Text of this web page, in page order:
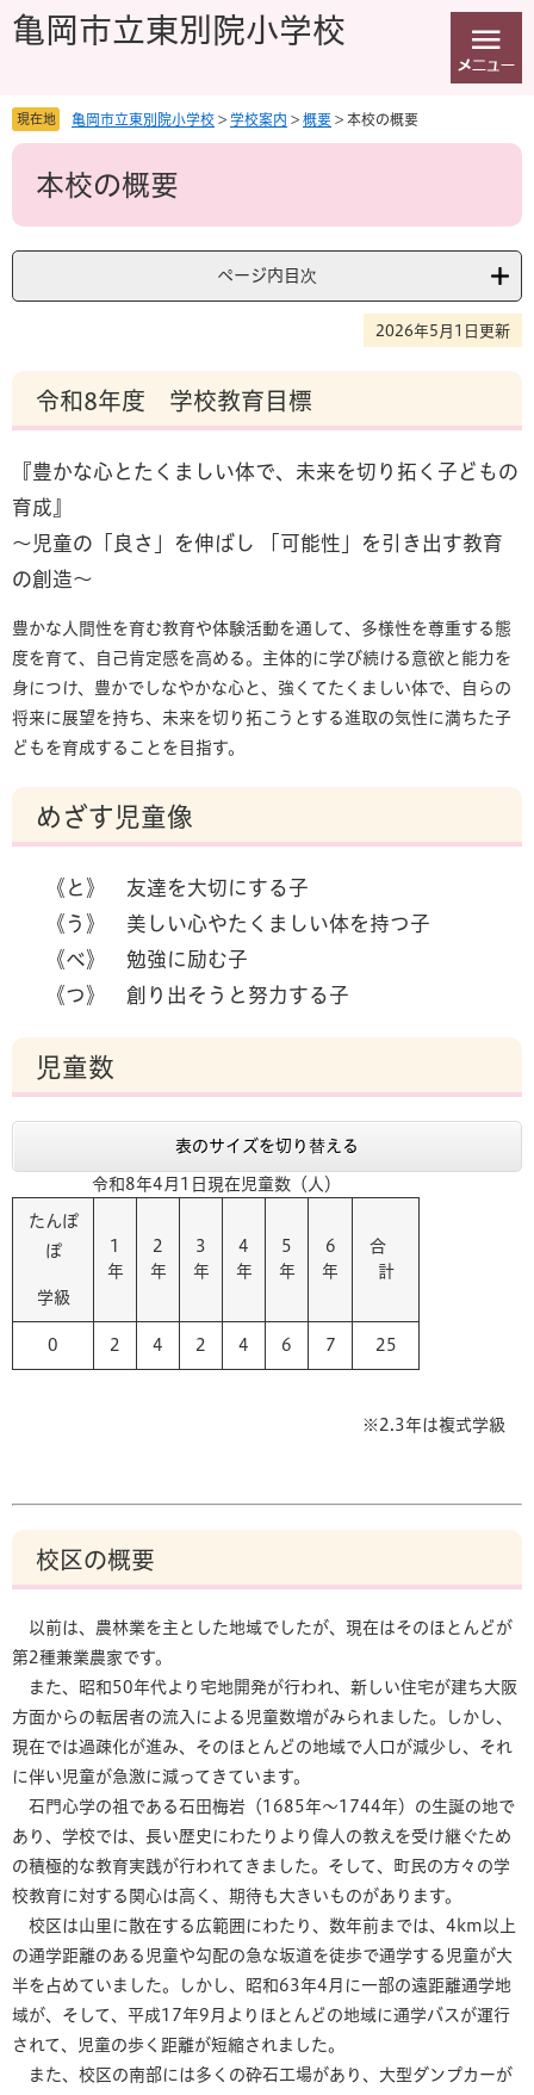
先
を
亀岡市立東別院小学校
現在地 亀岡市立東別院小学校 > 学校案内 > 概要 > 本校の概要
本
本校の概要
ページ内目次
2026年5月1日更新
令和8年度 学校教育目標
『豊かな心とたくましい体で、未来を切り拓く子どもの
育成』
～児童の「良さ」を伸ばし 「可能性」を引き出す教育
の創造～
豊かな人間性を育む教育や体験活動を通して、多様性を尊重する態
度を育て、自己肯定感を高める。主体的に学び続ける意欲と能力を
身につけ、豊かでしなやかな心と、強くてたくましい体で、自らの
将来に展望を持ち、未来を切り拓こうとする進取の気性に満ちた子
どもを育成することを目指す。​
めざす児童像
《と》 友達を大切にする子
《う》 美しい心やたくましい体を持つ子
《べ》 勉強に励む子
《つ》 創り出そうと努力する子
児童数
表のサイズを切り替える
令和8年4月1日現在児童数（人）
たんぽ
ぽ
学級
1
年
2
年
3
年
4
年
5
年
6
年
合
計
0 2 4 2 4 6 7 25
※2.3年は複式学級
校区の概要
以前は、農林業を主とした地域でしたが、現在はそのほとんどが
第2種兼業農家です。
また、昭和50年代より宅地開発が行われ、新しい住宅が建ち大阪
方面からの転居者の流入による児童数増がみられました。しかし、
現在では過疎化が進み、そのほとんどの地域で人口が減少し、それ
に伴い児童が急激に減ってきています。
石門心学の祖である石田梅岩（1685年～1744年）の生誕の地で
あり、学校では、長い歴史にわたりより偉人の教えを受け継ぐため
の積極的な教育実践が行われてきました。そして、町民の方々の学
校教育に対する関心は高く、期待も大きいものがあります。
校区は山里に散在する広範囲にわたり、数年前までは、4km以上
の通学距離のある児童や勾配の急な坂道を徒歩で通学する児童が大
半を占めていました。しかし、昭和63年4月に一部の遠距離通学地
域が、そして、平成17年9月よりほとんどの地域に通学バスが運行
されて、児童の歩く距離が短縮されました。
また、校区の南部には多くの砕石工場があり、大型ダンプカーが